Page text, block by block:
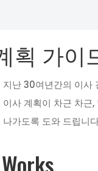
획 가이
지난 30여년간의 이사
사 계획이 차근 차근,
가도록 도와 드립니